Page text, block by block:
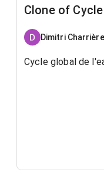
Clone of
Dimitri Charrière
Cycle global de